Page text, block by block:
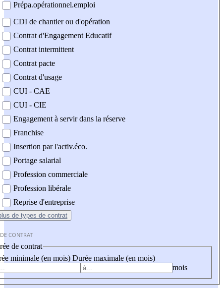
Prépa.opérationnel.emploi
CDI de chantier ou d'opération
Contrat d'Engagement Educatif
Contrat intermittent
Contrat pacte
Contrat d'usage
CUI - CAE
CUI - CIE
Engagement à servir dans la réserve
Franchise
Insertion par l'activ.éco.
Portage salarial
Profession commerciale
Profession libérale
Reprise d'entreprise
de types de contrat
CONTRAT
de contrat
minimale (en mois) Durée maximale (en mois)
mois